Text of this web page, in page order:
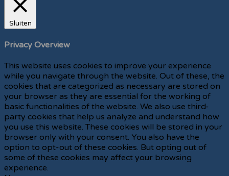
Sluiten
Privacy Overview
This website uses cookies to improve your experience
while you navigate through the website. Out of these, the
cookies that are categorized as necessary are stored on
your browser as they are essential for the working of
basic functionalities of the website. We also use third-
party cookies that help us analyze and understand how
you use this website. These cookies will be stored in your
browser only with your consent. You also have the
option to opt-out of these cookies. But opting out of
some of these cookies may affect your browsing
experience.